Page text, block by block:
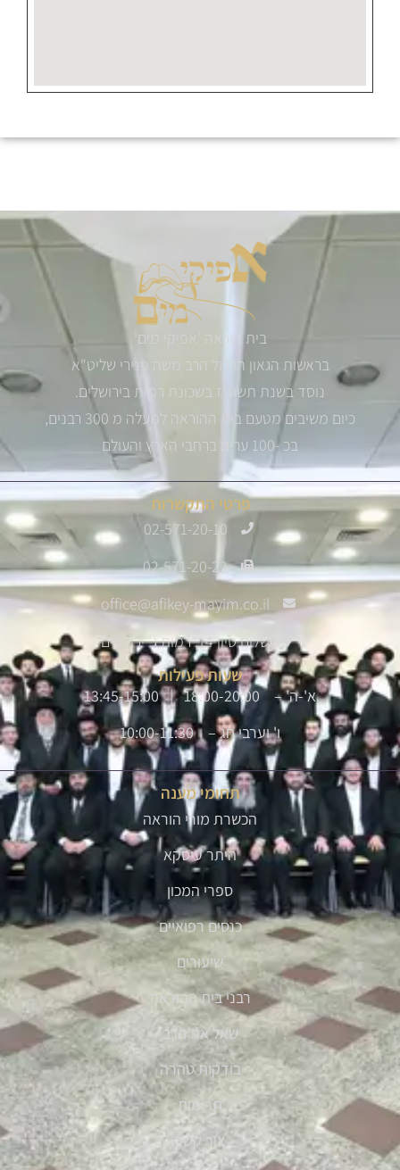
בית הוראה 'אפיקי מים'
בראשות הגאון הגדול הרב משה פנירי שליט"א
נוסד בשנת תשס"ז בשכונת רמות בירושלים.
כיום משיבים מטעם בית ההוראה למעלה מ 300 רבנים,
בכ -100 ערים ברחבי הארץ והעולם
פרטי התקשרות
02-571-20-10
02-571-20-22
office@afikey-mayim.co.il
שלום סיון 14, רמות ג' ירושלים
שעות פעילות
א'-ה' – 18:00-20:00 | 13:45-15:00
ו' וערבי חג – 10:00-11:30
תחומי מענה
הכשרת מורי הוראה
היתר עיסקא
ספרי המכון
כנסים רפואיים
שיעורים
רבני בית ההוראה
שאל את הרב
בודקות טהרה
תרומות
צור קשר